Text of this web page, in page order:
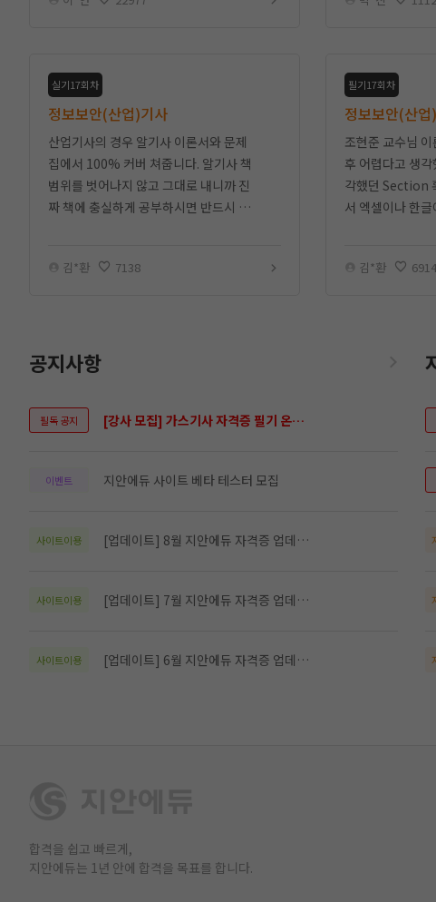
실기17회차
정보보안(산업)기사
산업기사의 경우 알기사 이론서와 문제
집에서 100% 커버 쳐줍니다. 알기사 책
범위를 벗어나지 않고 그대로 내니까 진
짜 책에 충실하게 공부하시면 반드시 합
김*환 7138
필기17회차
정보보안(산
조현준 교수님
후 어렵다고 생
각했던 Section
서 엑셀이나 한
김*환 6914
공지사항
필독 공지 [강사 모집] 가스기사 자격증 필기 온라인 강의 가능하신분 모십니다.
이벤트 지안에듀 사이트 베타 테스터 모집
사이트이용 [업데이트] 8월 지안에듀 자격증 업데이트 소식
사이트이용 [업데이트] 7월 지안에듀 자격증 업데이트 소식
사이트이용 [업데이트] 6월 지안에듀 자격증 업데이트 소식
합격을 쉽고 빠르게,
지안에듀는 1년 안에 합격을 목표를 합니다.